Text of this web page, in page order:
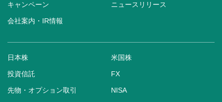
キャンペーン ニュースリリース
会社案内・IR情報
日本株 米国株
投資信託 FX
先物・オプション取引 NISA